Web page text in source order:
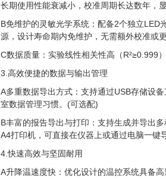
长期使用性能衰减小，校准周期长达数年，
B免维护的灵敏光学系统：配备2个独立LED
源，设计寿命期内免维护，无需额外校准或
C数据质量：实验线性相关性高（R²≥0.999
3.高效便捷的数据与输出管理
A多重数据导出方式：支持通过USB存储设
室数据管理习惯。(可选配)
B丰富的报告导出与打印：支持生成并导出
A4打印机，可直接在仪器上或通过电脑一键
4.快速高效与坚固耐用
A升降温速度快：优化设计的温控系统具备